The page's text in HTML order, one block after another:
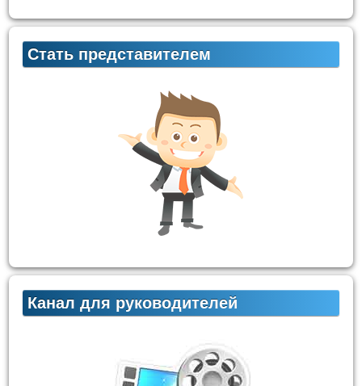
Стать представителем
Канал для руководителей